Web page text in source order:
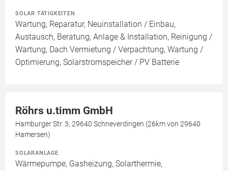
SOLAR TÄTIGKEITEN
Wartung, Reparatur, Neuinstallation / Einbau,
Austausch, Beratung, Anlage & Installation, Reinigung /
Wartung, Dach Vermietung / Verpachtung, Wartung /
Optimierung, Solarstromspeicher / PV Batterie
Röhrs u.timm GmbH
Hamburger Str. 3, 29640 Schneverdingen (26km von 29640
Hamersen)
SOLARANLAGE
Wärmepumpe, Gasheizung, Solarthermie,